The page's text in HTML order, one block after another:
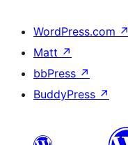
WordPress.com ↗
Matt ↗
bbPress ↗
BuddyPress ↗